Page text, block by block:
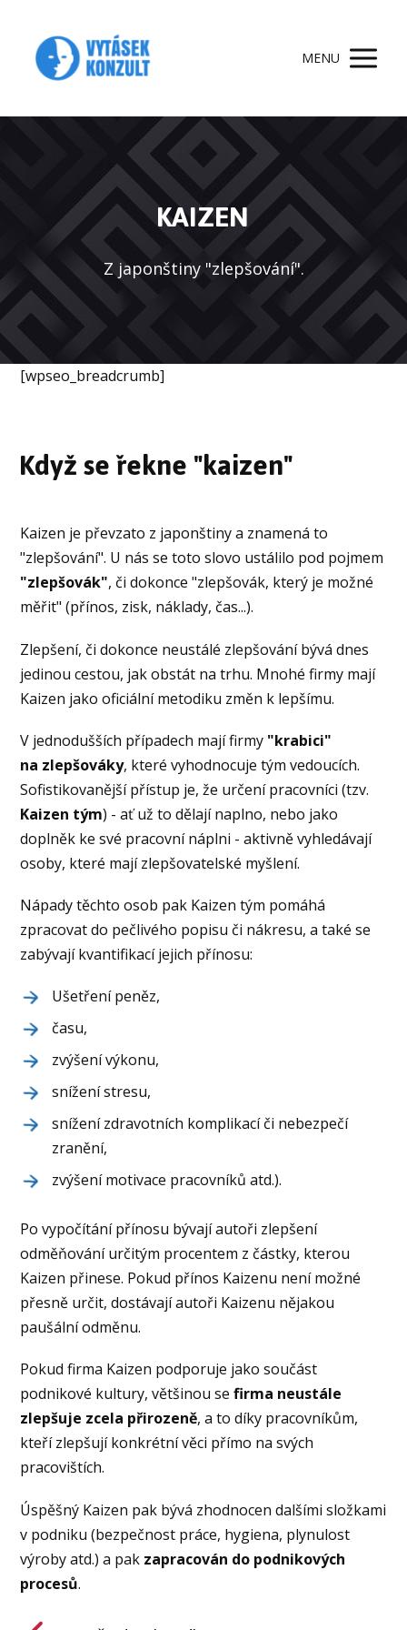
MENU
KAIZEN
Z japonštiny "zlepšování".
[wpseo_breadcrumb]
Když se řekne "kaizen"
Kaizen je převzato z japonštiny a znamená to
"zlepšování". U nás se toto slovo ustálilo pod pojmem
"zlepšovák", či dokonce "zlepšovák, který je možné
měřit" (přínos, zisk, náklady, čas...).
Zlepšení, či dokonce neustálé zlepšování bývá dnes
jedinou cestou, jak obstát na trhu. Mnohé firmy mají
Kaizen jako oficiální metodiku změn k lepšímu.
V jednodušších případech mají firmy "krabici"
na zlepšováky, které vyhodnocuje tým vedoucích.
Sofistikovanější přístup je, že určení pracovníci (tzv.
Kaizen tým) - ať už to dělají naplno, nebo jako
doplněk ke své pracovní náplni - aktivně vyhledávají
osoby, které mají zlepšovatelské myšlení.
Nápady těchto osob pak Kaizen tým pomáhá
zpracovat do pečlivého popisu či nákresu, a také se
zabývají kvantifikací jejich přínosu:
Ušetření peněz,
času,
zvýšení výkonu,
snížení stresu,
snížení zdravotních komplikací či nebezpečí
zranění,
zvýšení motivace pracovníků atd.).
Po vypočítání přínosu bývají autoři zlepšení
odměňování určitým procentem z částky, kterou
Kaizen přinese. Pokud přínos Kaizenu není možné
přesně určit, dostávají autoři Kaizenu nějakou
paušální odměnu.
Pokud firma Kaizen podporuje jako součást
podnikové kultury, většinou sefirma neustále
zlepšuje zcela přirozeně, a to díky pracovníkům,
kteří zlepšují konkrétní věci přímo na svých
pracovištích.
Úspěšný Kaizen pak bývá zhodnocen dalšími složkami
v podniku (bezpečnost práce, hygiena, plynulost
výroby atd.) a pak zapracován do podnikových
procesů.